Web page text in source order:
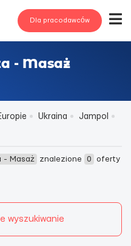
Dla pracodawców
- Masaż
Ukraina
Jampol
- Masaż znalezione 0
oferty
wyszukiwanie